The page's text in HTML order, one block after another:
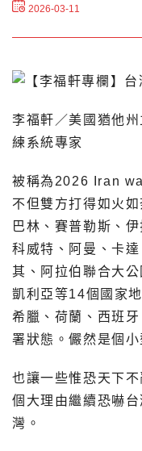
2026-03-11
李福軒／美國猶他
練系統專家
被稱為2026 Iran
不但雙方打得如火
巴林、賽普勒斯、
科威特、阿曼、卡
其、阿拉伯聯合大
凱利亞等14個國家
希臘、荷蘭、西班
署狀態。儼然是個小
也讓一些惟恐天下
個大理由繼續恐嚇
灣。